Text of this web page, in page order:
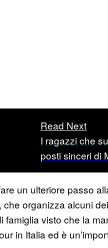
Read Next
I ragazzi che
posti sinceri di
un ulteriore passo
, che organizza alcuni
famiglia visto che la
in Italia ed è